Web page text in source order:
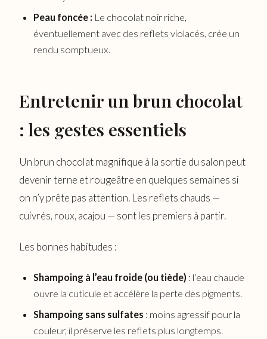
Peau foncée : Le chocolat noir riche,
éventuellement avec des reflets violacés, crée un
rendu somptueux.
Entretenir un brun chocolat
: les gestes essentiels
Un brun chocolat magnifique à la sortie du salon peut
devenir terne et rougeâtre en quelques semaines si
on n’y prête pas attention. Les reflets chauds —
cuivrés, roux, acajou — sont les premiers à partir.
Les bonnes habitudes :
Shampoing à l’eau froide (ou tiède) : l’eau chaude
ouvre la cuticule et accélère la perte des pigments.
Shampoing sans sulfates : moins agressif pour la
couleur, il préserve les reflets plus longtemps.